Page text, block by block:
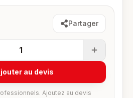
Partager
1
au devis
Ajoutez au devis